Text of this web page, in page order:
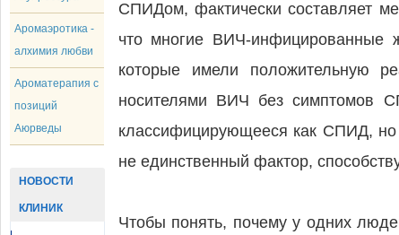
Аромаэротика -
алхимия любви
Ароматерапия с
позиций
Аюрведы
НОВОСТИ
КЛИНИК
СПИДом, фактически составляет
что многие ВИЧ-инфицированные
которые имели положительную
носителями ВИЧ без симптомов
классифицирующееся как СПИД,
не единственный фактор,
Чтобы понять, почему у одних